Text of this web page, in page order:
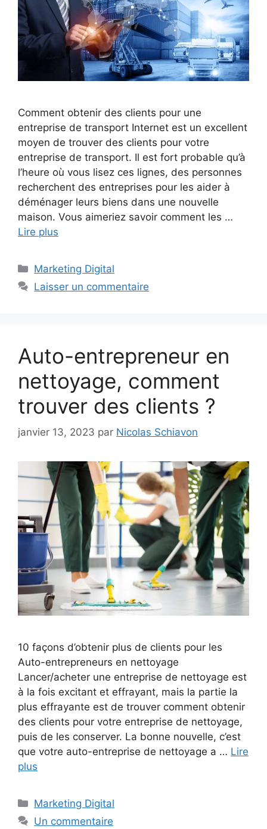
Comment obtenir des clients pour une
entreprise de transport Internet est un excellent
moyen de trouver des clients pour votre
entreprise de transport. Il est fort probable qu’à
l’heure où vous lisez ces lignes, des personnes
recherchent des entreprises pour les aider à
déménager leurs biens dans une nouvelle
maison. Vous aimeriez savoir comment les …
Lire plus
Catégories
Marketing Digital
Laisser un commentaire
Auto-entrepreneur en
nettoyage, comment
trouver des clients ?
janvier 13, 2023 par Nicolas Schiavon
10 façons d’obtenir plus de clients pour les
Auto-entrepreneurs en nettoyage
Lancer/acheter une entreprise de nettoyage est
à la fois excitant et effrayant, mais la partie la
plus effrayante est de trouver comment obtenir
des clients pour votre entreprise de nettoyage,
puis de les conserver. La bonne nouvelle, c’est
que votre auto-entreprise de nettoyage a … Lire
plus
Catégories
Marketing Digital
Un commentaire